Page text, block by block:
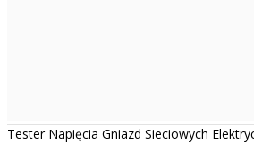
Tester Napięcia Gniazd Sieciowych